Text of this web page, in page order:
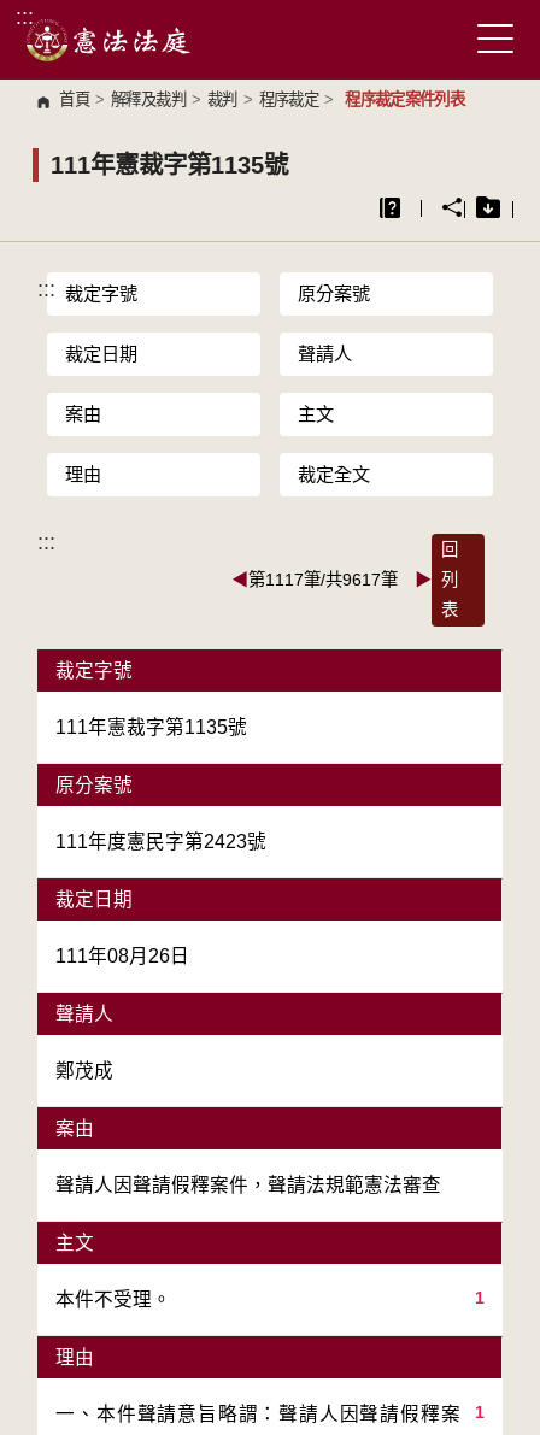
跳到主要內容區塊
:::
首頁 > 解釋及裁判 > 裁判 > 程序裁定 > 程序裁定案件列表
111年憲裁字第1135號
::: 裁定字號 原分案號
裁定日期 聲請人
案由 主文
理由 裁定全文
:::
◀第1117筆/共9617筆 ▶
回
列
表
裁定字號
111年憲裁字第1135號
原分案號
111年度憲民字第2423號
裁定日期
111年08月26日
聲請人
鄭茂成
案由
聲請人因聲請假釋案件，聲請法規範憲法審查
主文
1
本件不受理。
理由
1
一、本件聲請意旨略謂：聲請人因聲請假釋案